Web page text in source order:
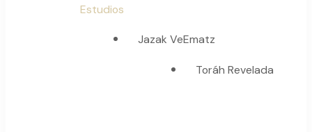
Estudios
Jazak VeEmatz
Toráh Revelada